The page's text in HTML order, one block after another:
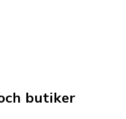
butiker